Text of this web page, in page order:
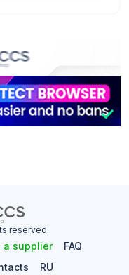
reserved.
a supplier
FAQ
RU